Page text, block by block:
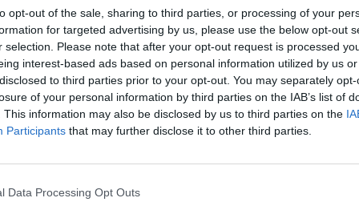
opt-out of the sale, sharing to third parties, or processing of your
for targeted advertising by us, please use the below opt-out
selection. Please note that after your opt-out request is processed
interest-based ads based on personal information utilized by us
to third parties prior to your opt-out. You may separately
of your personal information by third parties on the IAB’s list of
This information may also be disclosed by us to third parties on the
Participants that may further disclose it to other third parties.
Data Processing Opt Outs
los datos estadísticos de cuándo y dónde se televisan los partidos de Fútbol
del
2015 , podemos dar los siguientes datos:
63,57%
ÚLTIMO PARTIDO EN ABIERTO
Fundación Albacete - Real Betis Féminas
04/04/2026 Primera Federación Femenina por